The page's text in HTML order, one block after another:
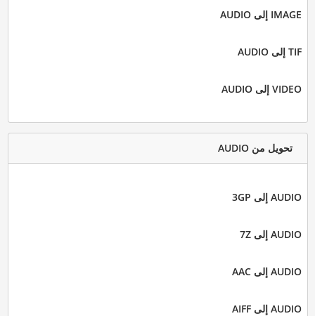
IMAGE إلى AUDIO
TIF إلى AUDIO
VIDEO إلى AUDIO
تحويل من AUDIO
AUDIO إلى 3GP
AUDIO إلى 7Z
AUDIO إلى AAC
AUDIO إلى AIFF